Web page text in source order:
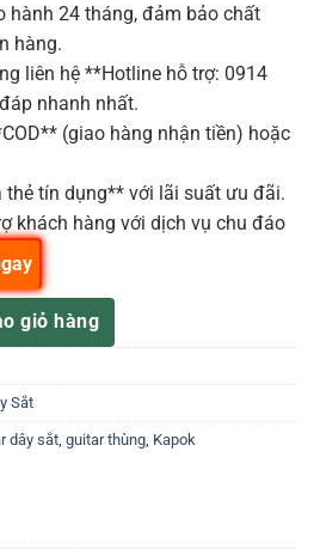
hành 24 tháng, đảm bảo chất
hàng.
liên hệ **Hotline hỗ trợ: 0914
nhanh nhất.
(giao hàng nhận tiền) hoặc
thẻ tín dụng** với lãi suất ưu đãi.
khách hàng với dịch vụ chu đáo
số lượng
giỏ hàng
Sắt
dây sắt guitar thùng Kapok